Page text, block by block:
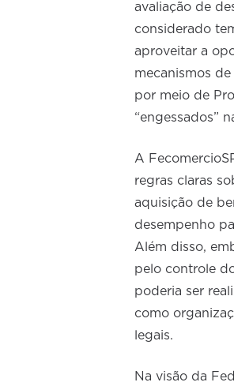
avaliação de
considerado
aproveitar a
mecanismos
por meio de
“engessados”
A
regras claras
aquisição de
desempenho
Além disso,
pelo controle
poderia ser
como
legais.
Na visão da